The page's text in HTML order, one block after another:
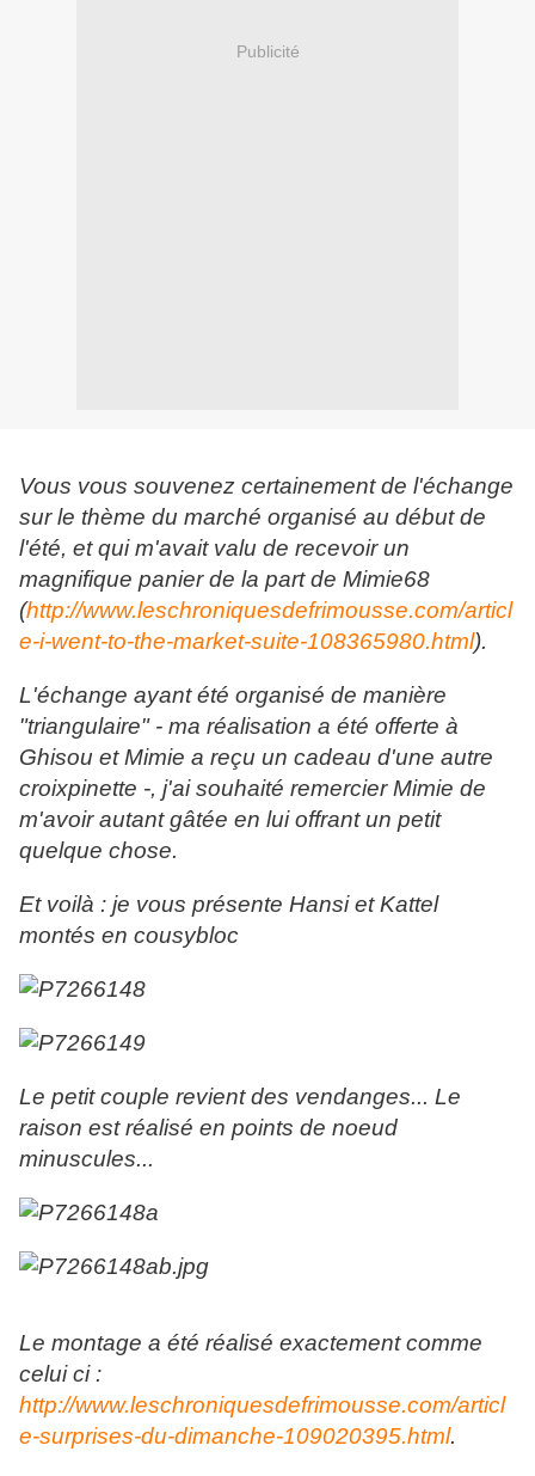
Publicité
Vous vous souvenez certainement de l'échange
sur le thème du marché organisé au début de
l'été, et qui m'avait valu de recevoir un
magnifique panier de la part de Mimie68
(http://www.leschroniquesdefrimousse.com/articl
e-i-went-to-the-market-suite-108365980.html).
L'échange ayant été organisé de manière
"triangulaire" - ma réalisation a été offerte à
Ghisou et Mimie a reçu un cadeau d'une autre
croixpinette -, j'ai souhaité remercier Mimie de
m'avoir autant gâtée en lui offrant un petit
quelque chose.
Et voilà : je vous présente Hansi et Kattel
montés en cousybloc
Le petit couple revient des vendanges... Le
raison est réalisé en points de noeud
minuscules...
Le montage a été réalisé exactement comme
celui ci :
http://www.leschroniquesdefrimousse.com/articl
e-surprises-du-dimanche-109020395.html.